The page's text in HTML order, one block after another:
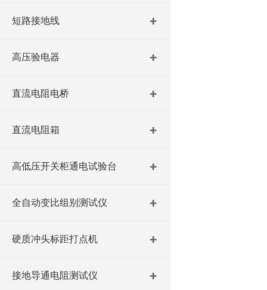
短路接地线
高压验电器
直流电阻电桥
直流电阻箱
高低压开关柜通电试验台
全自动变比组别测试仪
硬质冲头标距打点机
接地导通电阻测试仪